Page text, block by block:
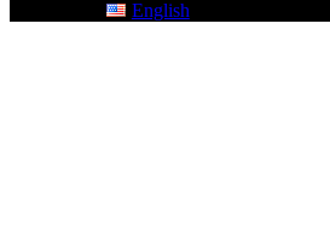
English